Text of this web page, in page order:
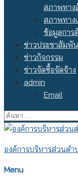
สภาพทาง
สภาพทาง
ข้อมูลการ
ข่าวประชาสัมพั
ข่าวกิจกรรม
ข่าวจัดซื้อจัดจ้าง
admin
Email
ค้นหา
สำหรับ:
องค์การบริหารส่วนตำ
Menu